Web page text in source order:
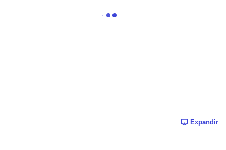
Expandir